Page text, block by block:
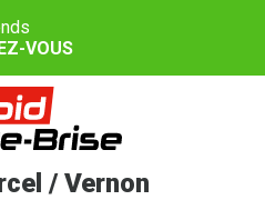
VOUS
/ Vernon